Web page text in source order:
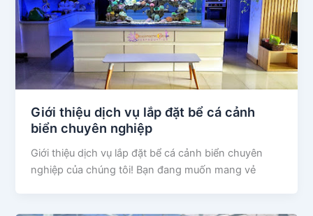
Giới thiệu dịch vụ lắp đặt bể cá cảnh
biển chuyên nghiệp
Giới thiệu dịch vụ lắp đặt bể cá cảnh biển chuyên
nghiệp của chúng tôi! Bạn đang muốn mang vẻ